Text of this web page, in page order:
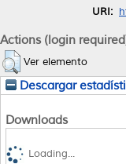
URI:
Actions (login
Ver elemento
Descargar
Downloads
Loading...